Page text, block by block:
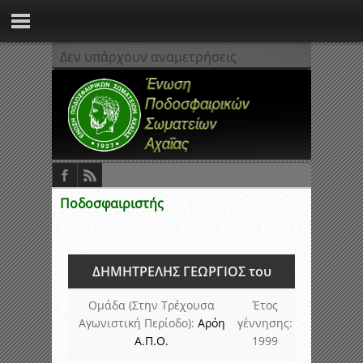
Δεν υπάρχουν αναμετρήσεις
Ποδοσφαιριστής
ΔΗΜΗΤΡΕΛΗΣ ΓΕΩΡΓΙΟΣ του
Ομάδα (Στην Τρέχουσα
Αγωνιστική Περίοδο): Αρόη
Α.Π.Ο.
Έτος
γέννησης:
1999